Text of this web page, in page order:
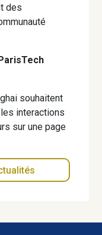
des
souhaitent
interactions
sur une page